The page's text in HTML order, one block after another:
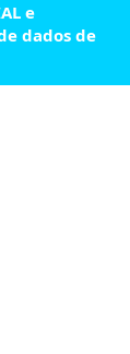
e
dados de